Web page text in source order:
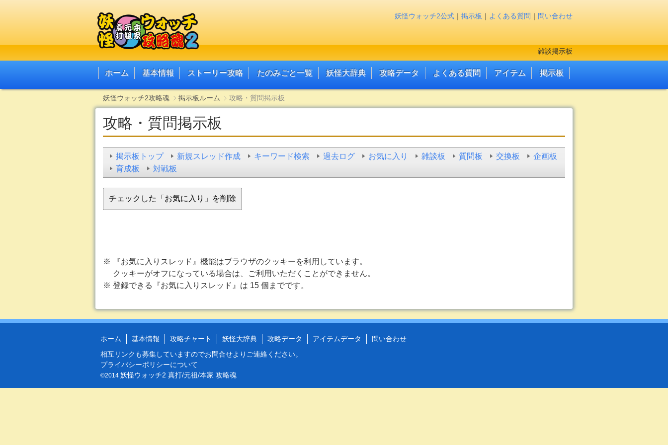
妖怪ウォッチ2公式 ｜ 掲示板 ｜ よくある質問 ｜ 問い合わせ
雑談掲示板
ホーム 基本情報 ストーリー攻略 たのみごと一覧 妖怪大辞典 攻略データ よくある質問 アイテム 掲示板
妖怪ウォッチ2攻略魂 掲示板ルーム 攻略・質問掲示板
攻略・質問掲示板
掲示板トップ 新規スレッド作成 キーワード検索 過去ログ お気に入り 雑談板 質問板 交換板
企画板
育成板
対戦板
※ 『お気に入りスレッド』機能はブラウザのクッキーを利用しています。
クッキーがオフになっている場合は、ご利用いただくことができません。
※ 登録できる『お気に入りスレッド』は 15 個までです。
ホーム 基本情報 攻略チャート 妖怪大辞典 攻略データ アイテムデータ
問い合わせ
相互リンクも募集していますのでお問合せよりご連絡ください。
プライバシーポリシーについて
©2014 妖怪ウォッチ2 真打/元祖/本家 攻略魂